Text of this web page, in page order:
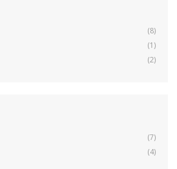
(8)
(1)
(2)
(7)
(4)